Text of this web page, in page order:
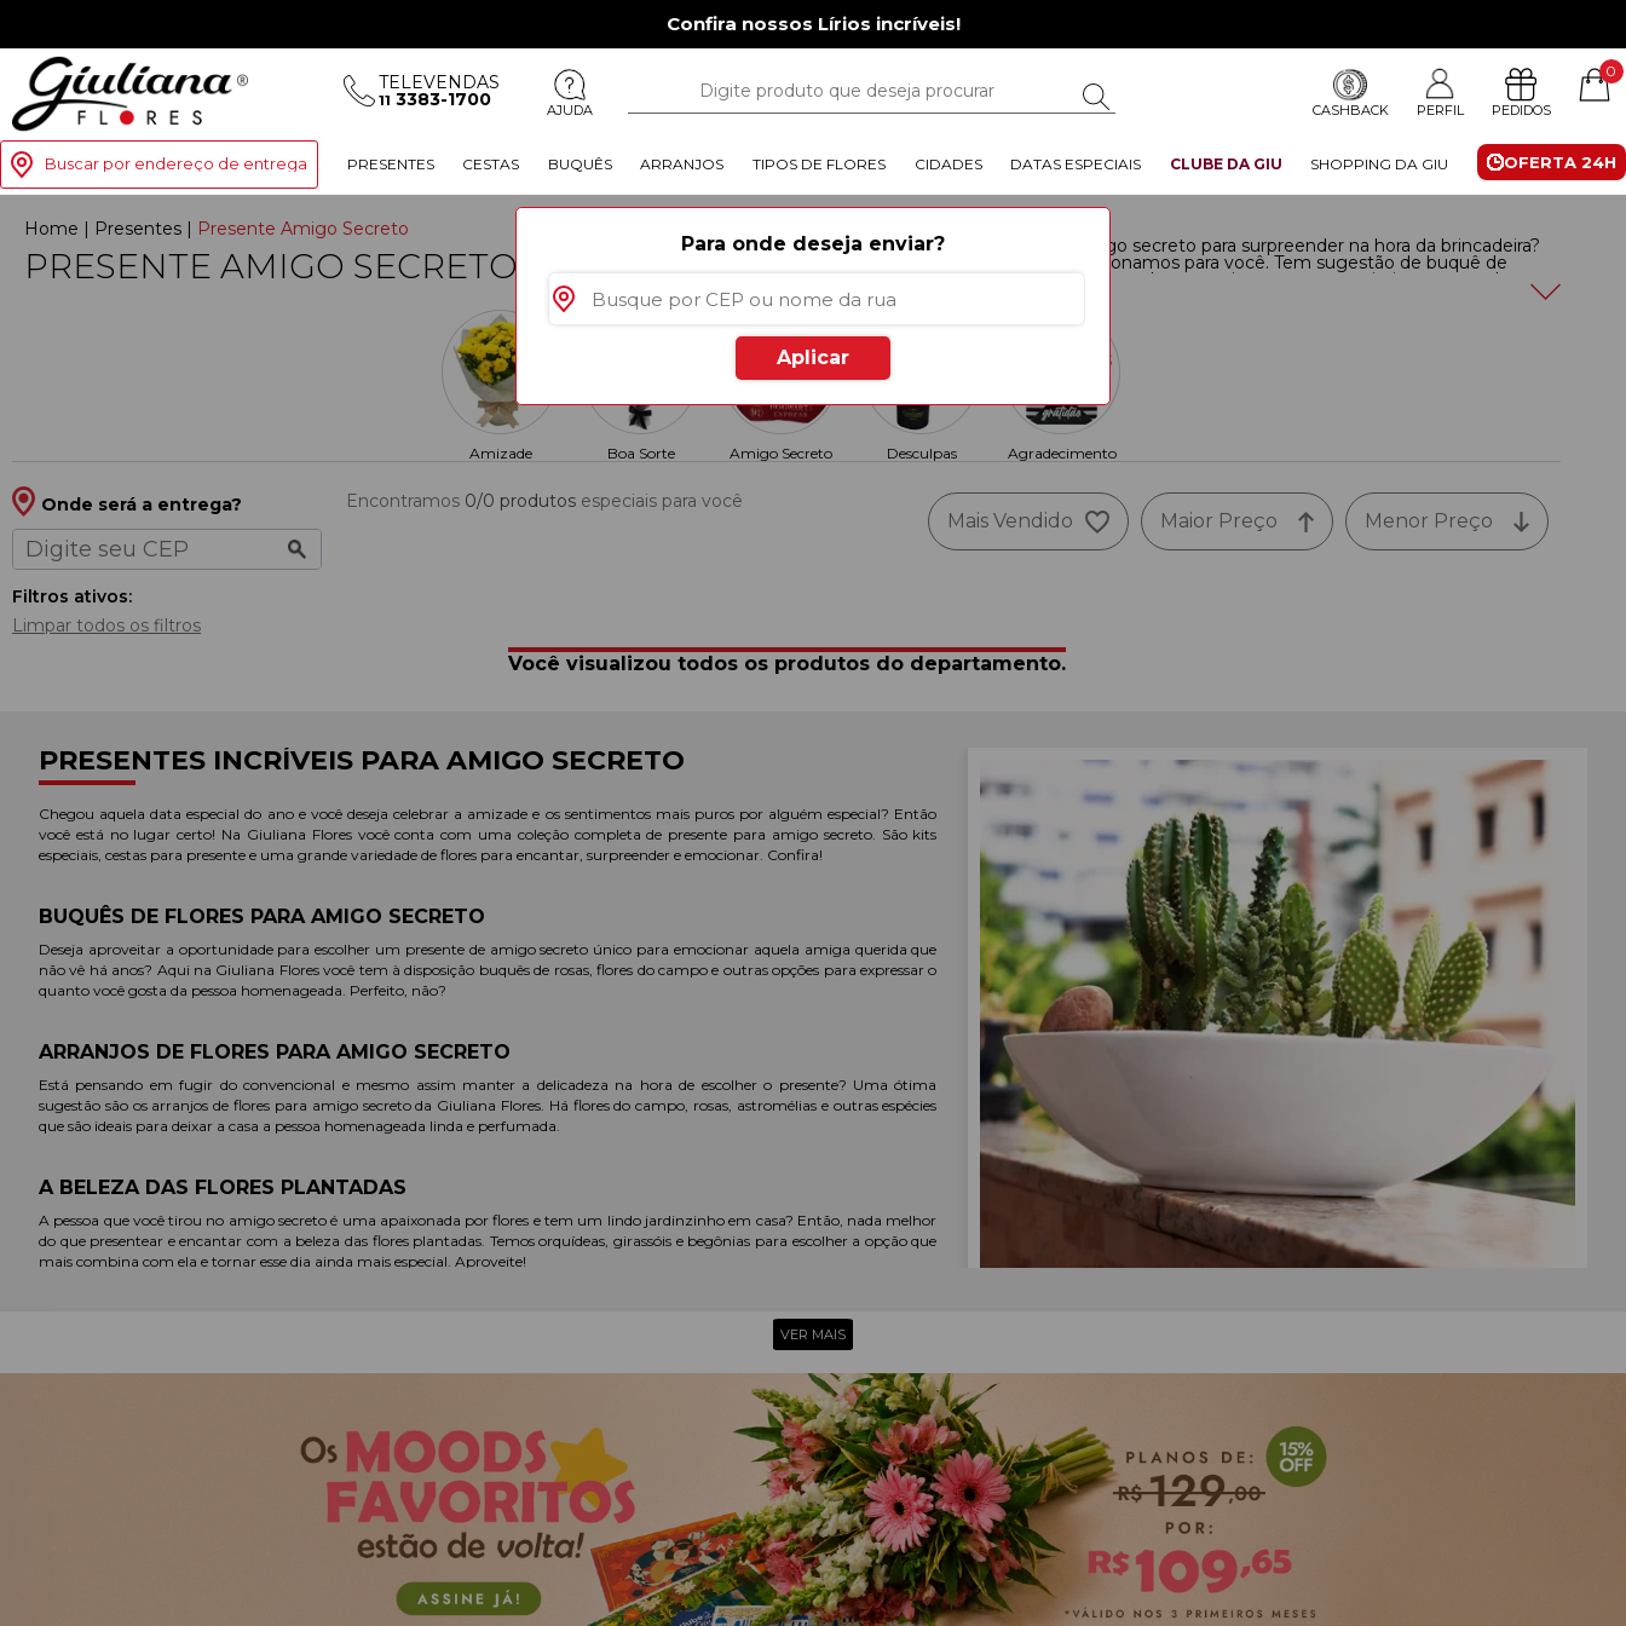
Confira nossos Lírios incríveis!
TELEVENDAS
11 3383-1700 AJUDA CASHBACK PERFIL PEDIDOS
0
Buscar por endereço de entrega OFERTA 24H
PRESENTES CESTAS BUQUÊS ARRANJOS TIPOS DE FLORES CIDADES DATAS ESPECIAIS CLUBE DA GIU SHOPPING DA GIU
Para onde deseja enviar?
Aplicar
Home | Presentes | Presente Amigo Secreto
PRESENTE AMIGO SECRETO Está procurando um presente amigo secreto para surpreender na hora da brincadeira?
Então, confira as opções que selecionamos para você. Tem sugestão de buquê de
flores, arranjos, cestas de cerveja, chocolate e muitos presentes criativos para todos os
estilos. Olha só!
Amizade Boa Sorte Amigo Secreto Desculpas Agradecimento
Onde será a entrega?
Filtros ativos:
Limpar todos os filtros
Menor Preço
Maior Preço
Mais Vendido
Encontramos 0/0 produtos especiais para você
Você visualizou todos os produtos do departamento.
PRESENTES INCRÍVEIS PARA AMIGO SECRETO
Chegou aquela data especial do ano e você deseja celebrar a amizade e os sentimentos mais puros por alguém especial? Então
você está no lugar certo! Na Giuliana Flores você conta com uma coleção completa de presente para amigo secreto. São kits
especiais, cestas para presente e uma grande variedade de flores para encantar, surpreender e emocionar. Confira!
BUQUÊS DE FLORES PARA AMIGO SECRETO
Deseja aproveitar a oportunidade para escolher um presente de amigo secreto único para emocionar aquela amiga querida que
não vê há anos? Aqui na Giuliana Flores você tem à disposição buquês de rosas, flores do campo e outras opções para expressar o
quanto você gosta da pessoa homenageada. Perfeito, não?
ARRANJOS DE FLORES PARA AMIGO SECRETO
Está pensando em fugir do convencional e mesmo assim manter a delicadeza na hora de escolher o presente? Uma ótima
sugestão são os arranjos de flores para amigo secreto da Giuliana Flores. Há flores do campo, rosas, astromélias e outras espécies
que são ideais para deixar a casa a pessoa homenageada linda e perfumada.
A BELEZA DAS FLORES PLANTADAS
A pessoa que você tirou no amigo secreto é uma apaixonada por flores e tem um lindo jardinzinho em casa? Então, nada melhor
do que presentear e encantar com a beleza das flores plantadas. Temos orquídeas, girassóis e begônias para escolher a opção que
mais combina com ela e tornar esse dia ainda mais especial. Aproveite!
Está procurando um presente completo para amigo secreto que vá além de flores? Então, você precisa conhecer os nossos kits
com flores e guloseimas. Eles combinam a beleza das orquídeas com o sabor dos melhores chocolates e quitutes do mercado. Uma
CESTAS COMPLETAS PARA PRESENTE
Você sabia que além das melhores sugestões de flores para presente, a Giuliana Flores também tem cestas completas recheadas de
quitutes. Você pode escolher entre saudáveis cestas de café da manhã ou cestas com chocolate para presente de amigo secreto e
dar um gostinho todo especial à comemoração. Confira!
PRESENTES PERSONALIZADOS PARA AMIGO SECRETO
VER MAIS